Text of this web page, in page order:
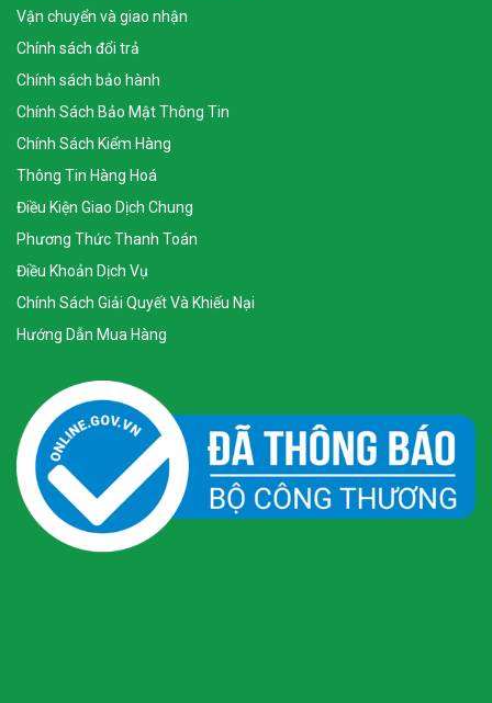
Vận chuyển và giao nhận
Chính sách đổi trả
Chính sách bảo hành
Chính Sách Bảo Mật Thông Tin
Chính Sách Kiểm Hàng
Thông Tin Hàng Hoá
Điều Kiện Giao Dịch Chung
Phương Thức Thanh Toán
Điều Khoản Dịch Vụ
Chính Sách Giải Quyết Và Khiếu Nại
Hướng Dẫn Mua Hàng